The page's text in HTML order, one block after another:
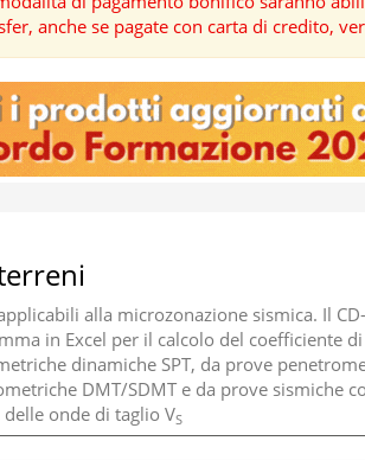
anche se pagate con carta di credito,
alla microzonazione sismica. Il
in Excel per il calcolo del coefficiente di
dinamiche SPT, da prove
DMT/SDMT e da prove sismiche
onde di taglio VS